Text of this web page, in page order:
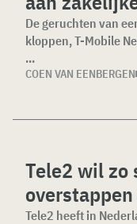
De geruchten van
kloppen, T-Mobile
...
COEN VAN EENBERGEN
Tele2 wil zo
Tele2 heeft in